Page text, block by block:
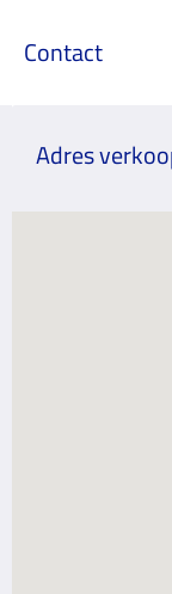
Contact
Adres